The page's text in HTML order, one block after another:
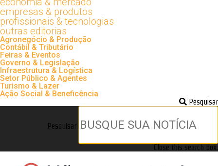
empresas & produtos
profissionais & tecnologias
outras editorias
Agronegócio & Produção
Contábil & Tributário
Feiras & Eventos
Governo & Legislação
Infraestrutura & Logística
Setor Público & Agentes
Turismo & Lazer
Ação Social & Beneficência
Pesquisar
Pesquisar
Close this search box.